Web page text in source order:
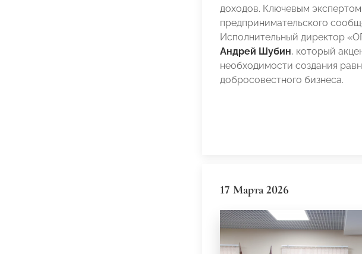
доходов. Ключевым
предпринимательского
Исполнительный директор
Андрей Шубин, который
необходимости создания
добросовестного бизнеса.
17 Марта 2026